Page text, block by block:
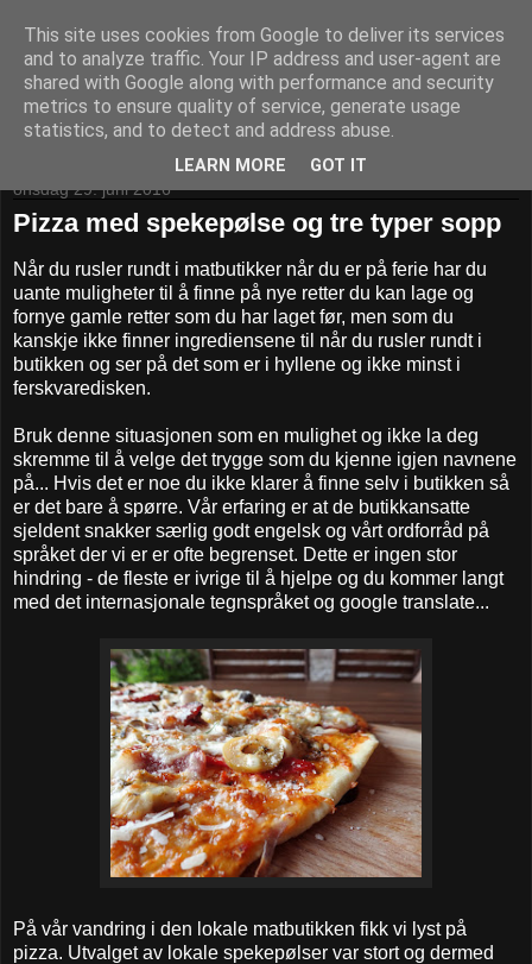
Kom til bords!
onsdag 29. juni 2016
Pizza med spekepølse og tre typer sopp
Når du rusler rundt i matbutikker når du er på ferie har du
uante muligheter til å finne på nye retter du kan lage og
fornye gamle retter som du har laget før, men som du
kanskje ikke finner ingrediensene til når du rusler rundt i
butikken og ser på det som er i hyllene og ikke minst i
ferskvaredisken.
Bruk denne situasjonen som en mulighet og ikke la deg
skremme til å velge det trygge som du kjenne igjen navnene
på... Hvis det er noe du ikke klarer å finne selv i butikken så
er det bare å spørre. Vår erfaring er at de butikkansatte
sjeldent snakker særlig godt engelsk og vårt ordforråd på
språket der vi er er ofte begrenset. Dette er ingen stor
hindring - de fleste er ivrige til å hjelpe og du kommer langt
med det internasjonale tegnspråket og google translate...
På vår vandring i den lokale matbutikken fikk vi lyst på
pizza. Utvalget av lokale spekepølser var stort og dermed
This site uses cookies from Google to deliver its services
and to analyze traffic. Your IP address and user-agent are
shared with Google along with performance and security
metrics to ensure quality of service, generate usage
statistics, and to detect and address abuse.
LEARN MORE GOT IT